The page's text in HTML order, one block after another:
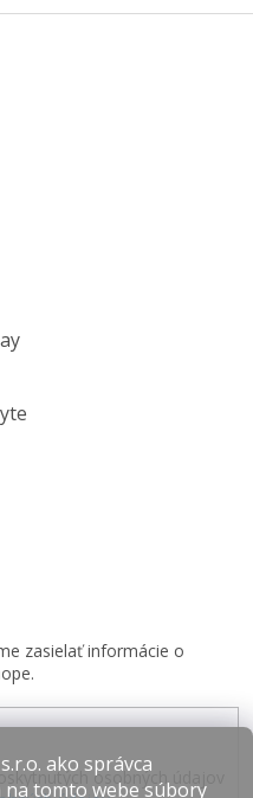
ako správca
na tomto webe súbory
zasielať informácie o
osobných údajov